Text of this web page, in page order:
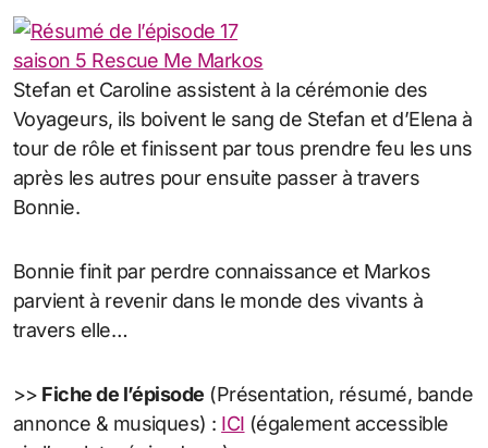
Stefan et Caroline assistent à la cérémonie des
Voyageurs, ils boivent le sang de Stefan et d’Elena à
tour de rôle et finissent par tous prendre feu les uns
après les autres pour ensuite passer à travers
Bonnie.
Bonnie finit par perdre connaissance et Markos
parvient à revenir dans le monde des vivants à
travers elle…
>> Fiche de l’épisode (Présentation, résumé, bande
annonce & musiques) : ICI (également accessible